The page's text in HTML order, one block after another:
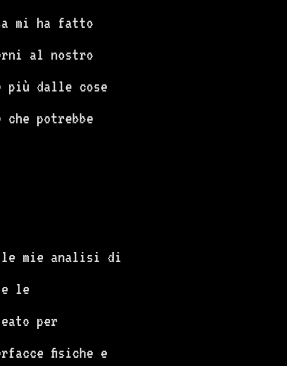
mi ha fatto
al nostro
più dalle cose
potrebbe
mie analisi di
le
per
fisiche e